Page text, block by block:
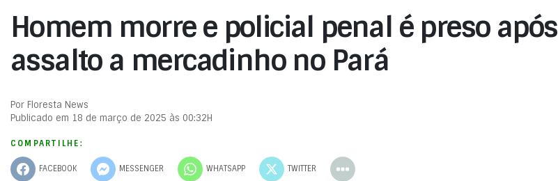
Homem morre e policial penal é preso após
assalto a mercadinho no Pará
Por Floresta News
Publicado em 18 de março de 2025 às 00:32H
COMPARTILHE:
FACEBOOK MESSENGER WHATSAPP TWITTER